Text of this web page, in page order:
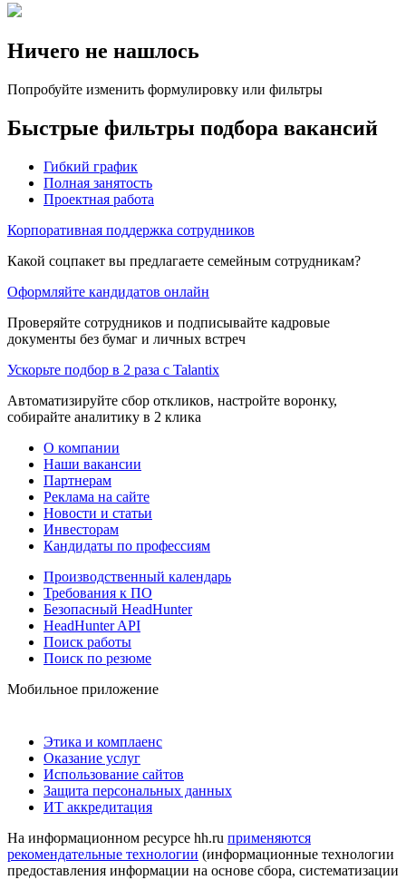
Ничего не нашлось
Попробуйте изменить формулировку или фильтры
Быстрые фильтры подбора вакансий
Гибкий график
Полная занятость
Проектная работа
Корпоративная поддержка сотрудников
Какой соцпакет вы предлагаете семейным сотрудникам?
Оформляйте кандидатов онлайн
Проверяйте сотрудников и подписывайте кадровые
документы без бумаг и личных встреч
Ускорьте подбор в 2 раза с Talantix
Автоматизируйте сбор откликов, настройте воронку,
собирайте аналитику в 2 клика
О компании
Наши вакансии
Партнерам
Реклама на сайте
Новости и статьи
Инвесторам
Кандидаты по профессиям
Производственный календарь
Требования к ПО
Безопасный HeadHunter
HeadHunter API
Поиск работы
Поиск по резюме
Мобильное приложение
Этика и комплаенс
Оказание услуг
Использование сайтов
Защита персональных данных
ИТ аккредитация
На информационном ресурсе hh.ru применяются
рекомендательные технологии (информационные технологии
предоставления информации на основе сбора, систематизации